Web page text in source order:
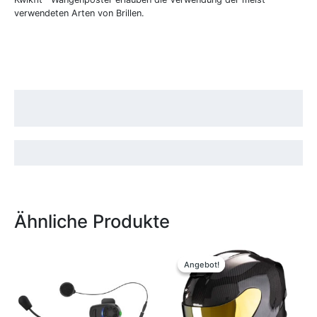
verwendeten Arten von Brillen.
Ähnliche Produkte
Angebot!
Angebot!
Ursprünglicher
Preis
war:
499,90 €
Aktueller
Preis
ist:
349,00 €.
Produkt
weist
mehrere